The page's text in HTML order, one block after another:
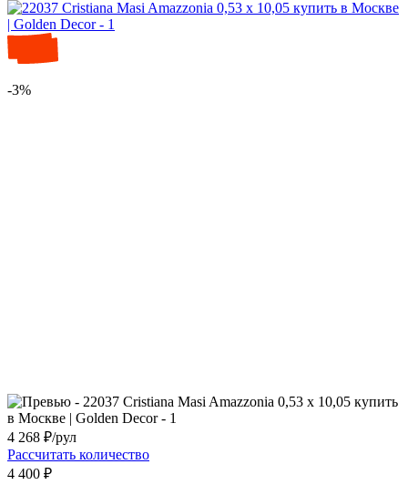
-3%
4 268 ₽/рул
Рассчитать количество
4 400 ₽